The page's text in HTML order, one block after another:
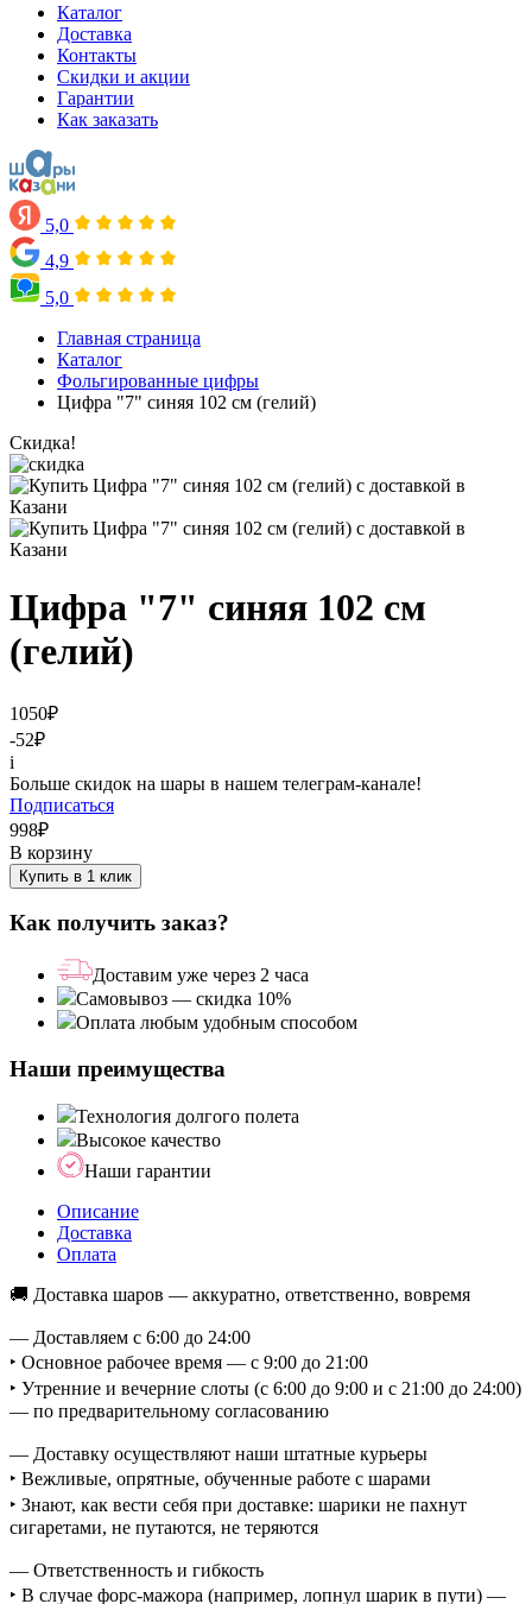
Каталог
Доставка
Контакты
Скидки и акции
Гарантии
Как заказать
5,0
4,9
5,0
Главная страница
Каталог
Фольгированные цифры
Цифра "7" синяя 102 см (гелий)
Скидка!
Цифра "7" синяя 102 см
(гелий)
1050₽
-52₽
i
Больше скидок на шары в нашем телеграм-канале!
Подписаться
998₽
В корзину
Купить в 1 клик
Как получить заказ?
Доставим уже через 2 часа
Самовывоз — скидка 10%
Оплата любым удобным способом
Наши преимущества
Технология долгого полета
Высокое качество
Наши гарантии
Описание
Доставка
Оплата
🚚 Доставка шаров — аккуратно, ответственно, вовремя
— Доставляем с 6:00 до 24:00
‣ Основное рабочее время — с 9:00 до 21:00
‣ Утренние и вечерние слоты (с 6:00 до 9:00 и с 21:00 до 24:00)
— по предварительному согласованию
— Доставку осуществляют наши штатные курьеры
‣ Вежливые, опрятные, обученные работе с шарами
‣ Знают, как вести себя при доставке: шарики не пахнут
сигаретами, не путаются, не теряются
— Ответственность и гибкость
‣ В случае форс-мажора (например, лопнул шарик в пути) —